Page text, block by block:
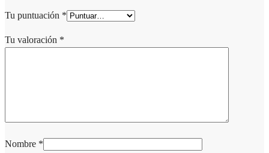
Tu puntuación *
Tu valoración *
Nombre *